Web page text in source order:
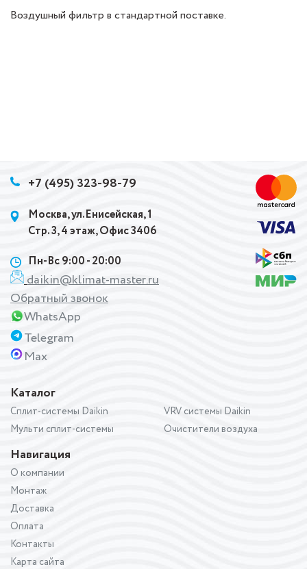
Воздушный фильтр в стандартной поставке.
Каталог
Сплит-системы Daikin
Мульти сплит-системы
VRV системы Daikin
Очистители воздуха
Навигация
О компании
Монтаж
Доставка
Оплата
Контакты
Карта сайта
+7 (495) 323-98-79
Москва, ул.Енисейская, 1
Стр. 3, 4 этаж, Офис 3406
Пн-Вс 9:00 - 20:00
daikin@klimat-master.ru
Обратный звонок
WhatsApp
Telegram
Max